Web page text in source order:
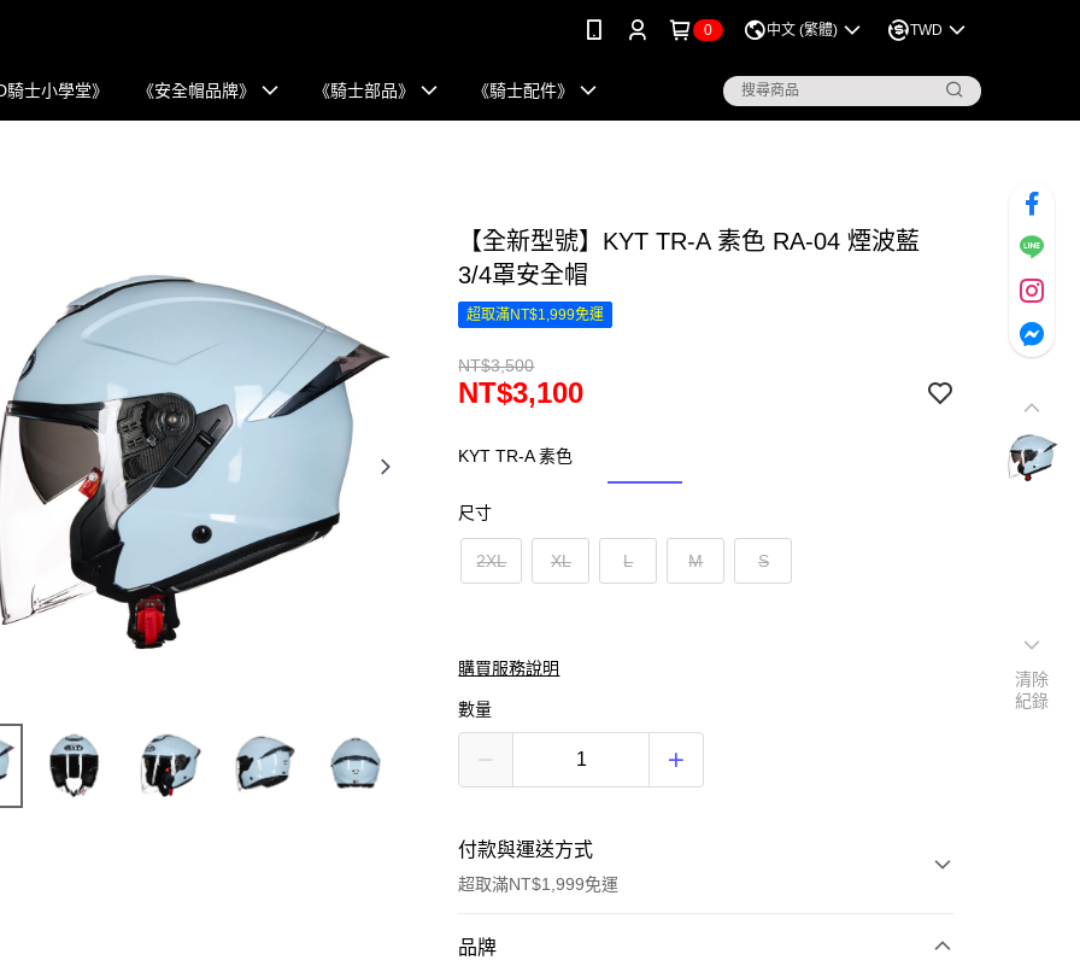
0 中文 (繁體) TWD
騎士小學堂》 《安全帽品牌》 《騎士部品》 《騎士配件》
【全新型號】KYT TR-A 素色 RA-04 煙波藍
3/4罩安全帽
超取滿NT$1,999免運
NT$3,500
NT$3,100
KYT TR-A 素色
尺寸
2XL XL L M S
購買服務說明
數量
付款與運送方式
超取滿NT$1,999免運
付款方式
品牌
清除
紀錄